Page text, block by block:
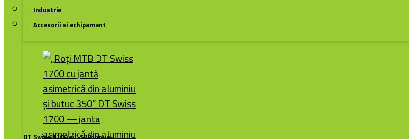
Industrie
Accesorii si echipament
DT Swiss 1700 și 1500: noua